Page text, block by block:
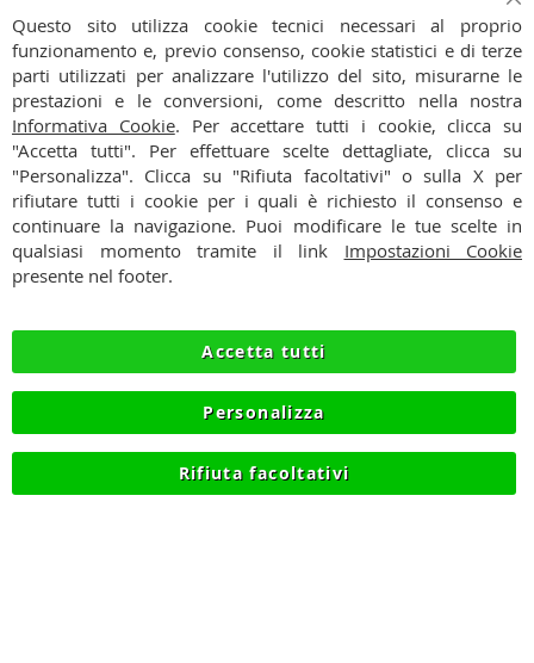
alla
nostra
Newsletter:
Iscriviti
Ho preso visione dell'Informativa Privacy
CONTATTI
CONDIZIONI
PAGAMENTI
PRIVACY
RECESSO
COOKIE
© 2012-2026 NIKMART.IT - P.IVA IT03420740130 - TEL
Questo sito utilizza cookie tecnici necessari al proprio
funzionamento e, previo consenso, cookie statistici e di terze
parti utilizzati per analizzare l'utilizzo del sito, misurarne le
prestazioni e le conversioni, come descritto nella nostra
Informativa Cookie. Per accettare tutti i cookie, clicca su
"Accetta tutti". Per effettuare scelte dettagliate, clicca su
"Personalizza". Clicca su "Rifiuta facoltativi" o sulla X per
rifiutare tutti i cookie per i quali è richiesto il consenso e
continuare la navigazione. Puoi modificare le tue scelte in
qualsiasi momento tramite il link Impostazioni Cookie
presente nel footer.
Accetta tutti
Personalizza
Rifiuta facoltativi